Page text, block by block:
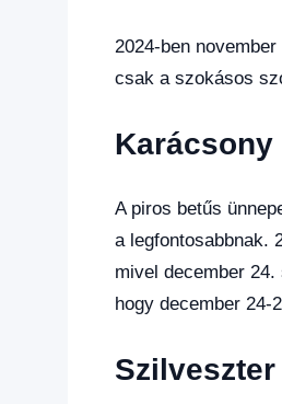
2024-ben
csak a szokásos
Karácsony
A piros betűs
a legfontosabbnak.
mivel december
hogy december 24-
Szilveszter